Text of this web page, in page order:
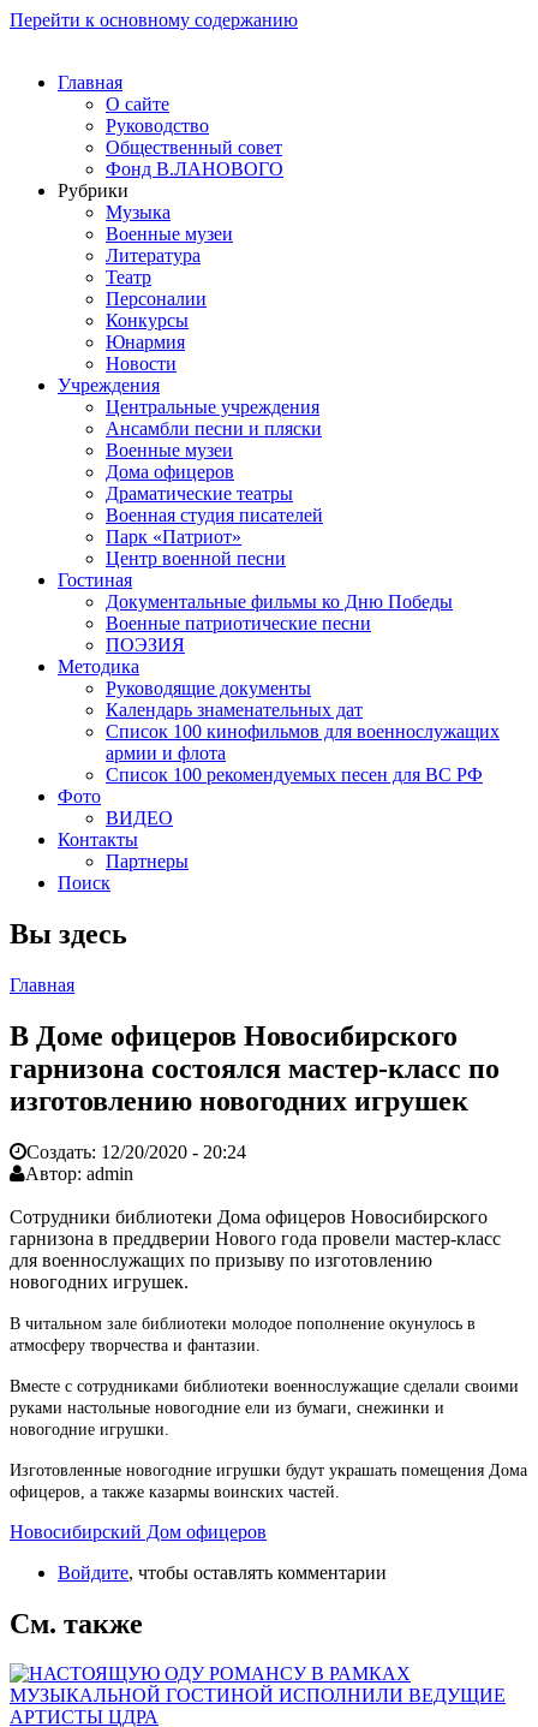
Перейти к основному содержанию
Главная
О сайте
Руководство
Общественный совет
Фонд В.ЛАНОВОГО
Рубрики
Музыка
Военные музеи
Литература
Театр
Персоналии
Конкурсы
Юнармия
Новости
Учреждения
Центральные учреждения
Ансамбли песни и пляски
Военные музеи
Дома офицеров
Драматические театры
Военная студия писателей
Парк «Патриот»
Центр военной песни
Гостиная
Документальные фильмы ко Дню Победы
Военные патриотические песни
ПОЭЗИЯ
Методика
Руководящие документы
Календарь знаменательных дат
Список 100 кинофильмов для военнослужащих
армии и флота
Список 100 рекомендуемых песен для ВС РФ
Фото
ВИДЕО
Контакты
Партнеры
Поиск
Вы здесь
Главная
В Доме офицеров Новосибирского
гарнизона состоялся мастер-класс по
изготовлению новогодних игрушек
Создать: 12/20/2020 - 20:24
Автор: admin
Сотрудники библиотеки Дома офицеров Новосибирского
гарнизона в преддверии Нового года провели мастер-класс
для военнослужащих по призыву по изготовлению
новогодних игрушек.
В читальном зале библиотеки молодое пополнение окунулось в
атмосферу творчества и фантазии.
Вместе с сотрудниками библиотеки военнослужащие сделали своими
руками настольные новогодние ели из бумаги, снежинки и
новогодние игрушки.
Изготовленные новогодние игрушки будут украшать помещения Дома
офицеров, а также казармы воинских частей.
Новосибирский Дом офицеров
Войдите, чтобы оставлять комментарии
См. также